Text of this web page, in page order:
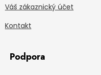
Váš zákaznický účet
Kontakt
Podpora